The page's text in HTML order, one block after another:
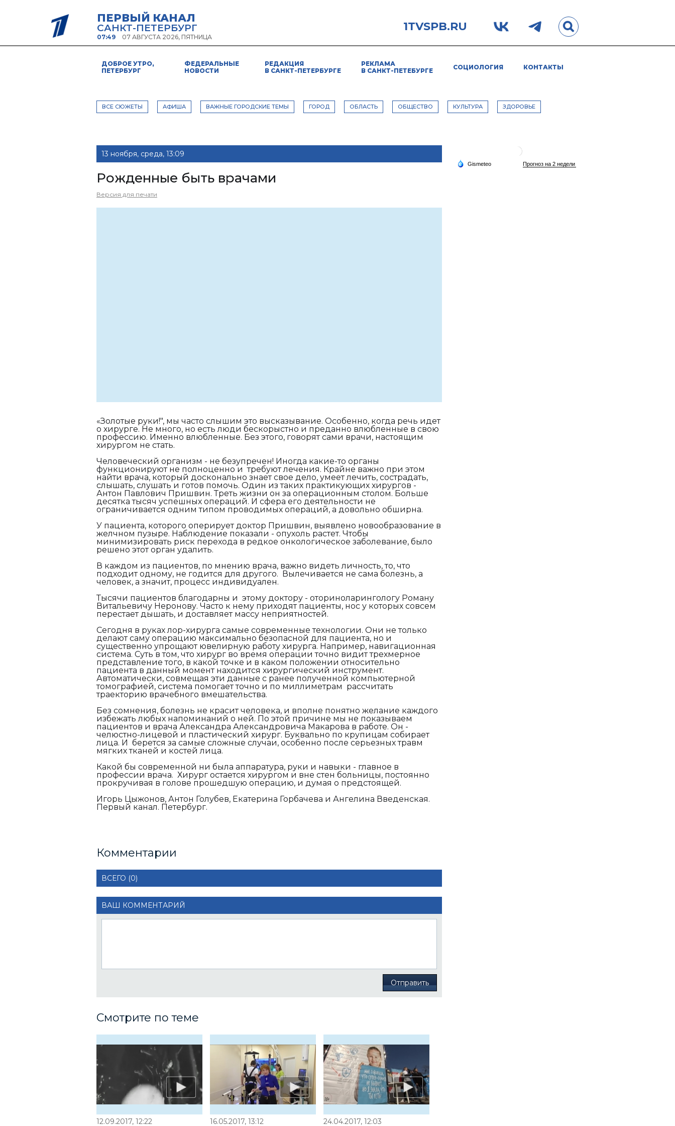
ПЕРВЫЙ КАНАЛ
САНКТ-ПЕТЕРБУРГ
07:49 07 АВГУСТА 2026, ПЯТНИЦА
1TVSPB.RU
ДОБРОЕ УТРО,
ПЕТЕРБУРГ
ФЕДЕРАЛЬНЫЕ
НОВОСТИ
РЕДАКЦИЯ
В САНКТ-ПЕТЕРБУРГЕ
РЕКЛАМА
В САНКТ-ПЕТЕБУРГЕ
СОЦИОЛОГИЯ КОНТАКТЫ
ВСЕ СЮЖЕТЫ АФИША ВАЖНЫЕ ГОРОДСКИЕ ТЕМЫ ГОРОД ОБЛАСТЬ ОБЩЕСТВО КУЛЬТУРА ЗДОРОВЬЕ
13 ноября, среда, 13:09
Рожденные быть врачами
Версия для печати
«Золотые руки!", мы часто слышим это высказывание. Особенно, когда речь идет
о хирурге. Не много, но есть люди бескорыстно и преданно влюбленные в свою
профессию. Именно влюбленные. Без этого, говорят сами врачи, настоящим
хирургом не стать.
Человеческий организм - не безупречен! Иногда какие-то органы
функционируют не полноценно и требуют лечения. Крайне важно при этом
найти врача, который досконально знает свое дело, умеет лечить, сострадать,
слышать, слушать и готов помочь. Один из таких практикующих хирургов -
Антон Павлович Пришвин. Треть жизни он за операционным столом. Больше
десятка тысяч успешных операций. И сфера его деятельности не
ограничивается одним типом проводимых операций, а довольно обширна.
У пациента, которого оперирует доктор Пришвин, выявлено новообразование в
желчном пузыре. Наблюдение показали - опухоль растет. Чтобы
минимизировать риск перехода в редкое онкологическое заболевание, было
решено этот орган удалить.
В каждом из пациентов, по мнению врача, важно видеть личность, то, что
подходит одному, не годится для другого. Вылечивается не сама болезнь, а
человек, а значит, процесс индивидуален.
Тысячи пациентов благодарны и этому доктору - оториноларингологу Роману
Витальевичу Неронову. Часто к нему приходят пациенты, нос у которых совсем
перестает дышать, и доставляет массу неприятностей.
Сегодня в руках лор-хирурга самые современные технологии. Они не только
делают саму операцию максимально безопасной для пациента, но и
существенно упрощают ювелирную работу хирурга. Например, навигационная
система. Суть в том, что хирург во время операции точно видит трехмерное
представление того, в какой точке и в каком положении относительно
пациента в данный момент находится хирургический инструмент.
Автоматически, совмещая эти данные с ранее полученной компьютерной
томографией, система помогает точно и по миллиметрам рассчитать
траекторию врачебного вмешательства.
Без сомнения, болезнь не красит человека, и вполне понятно желание каждого
избежать любых напоминаний о ней. По этой причине мы не показываем
пациентов и врача Александра Александровича Макарова в работе. Он -
челюстно-лицевой и пластический хирург. Буквально по крупицам собирает
лица. И берется за самые сложные случаи, особенно после серьезных травм
мягких тканей и костей лица.
Какой бы современной ни была аппаратура, руки и навыки - главное в
профессии врача. Хирург остается хирургом и вне стен больницы, постоянно
прокручивая в голове прошедшую операцию, и думая о предстоящей.
Игорь Цыжонов, Антон Голубев, Екатерина Горбачева и Ангелина Введенская.
Первый канал. Петербург.
Комментарии
ВСЕГО (0)
ВАШ КОММЕНТАРИЙ
Отправить
Смотрите по теме
12.09.2017, 12:22 16.05.2017, 13:12 24.04.2017, 12:03